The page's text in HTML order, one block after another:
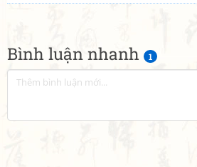
Bình luận nhanh 1